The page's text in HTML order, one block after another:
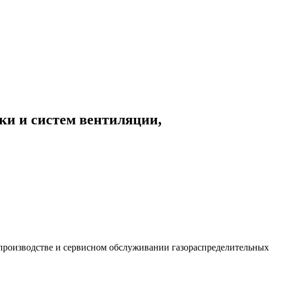
и систем вентиляции,
и сервисном обслуживании газораспределительных